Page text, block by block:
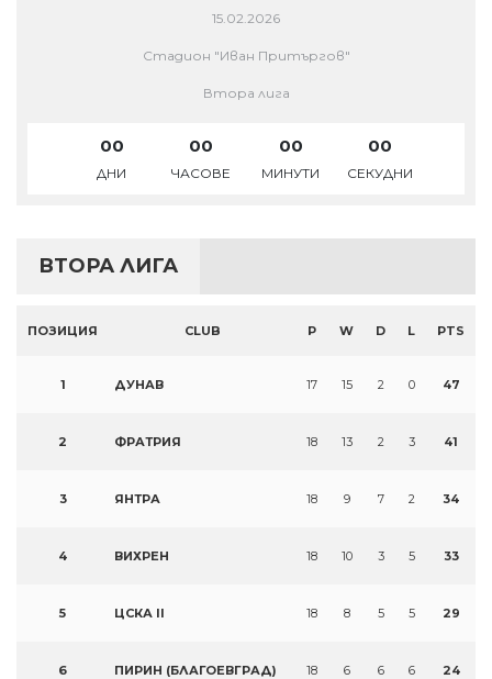
15.02.2026
Стадион "Иван Притъргов"
Втора лига
00
ДНИ
00
ЧАСОВЕ
00
МИНУТИ
00
СЕКУДНИ
ВТОРА ЛИГА
ПОЗИЦИЯ CLUB P W D L PTS
1 ДУНАВ 17 15 2 0 47
2 ФРАТРИЯ 18 13 2 3 41
3 ЯНТРА 18 9 7 2 34
4 ВИХРЕН 18 10 3 5 33
5 ЦСКА II 18 8 5 5 29
6 ПИРИН (БЛАГОЕВГРАД) 18 6 6 6 24